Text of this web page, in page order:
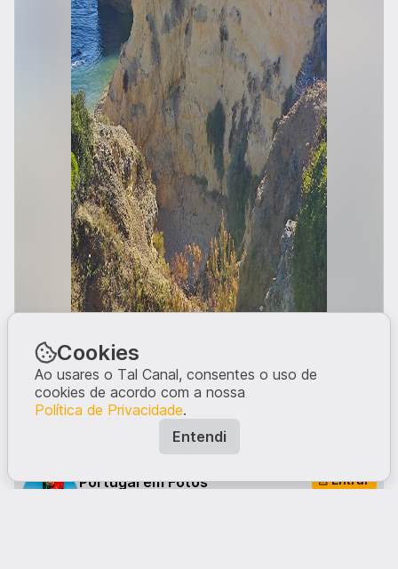
Portugal em Fotos Entrar
Cookies
Ao usares o Tal Canal, consentes o uso de
cookies de acordo com a nossa
Política de Privacidade.
Entendi